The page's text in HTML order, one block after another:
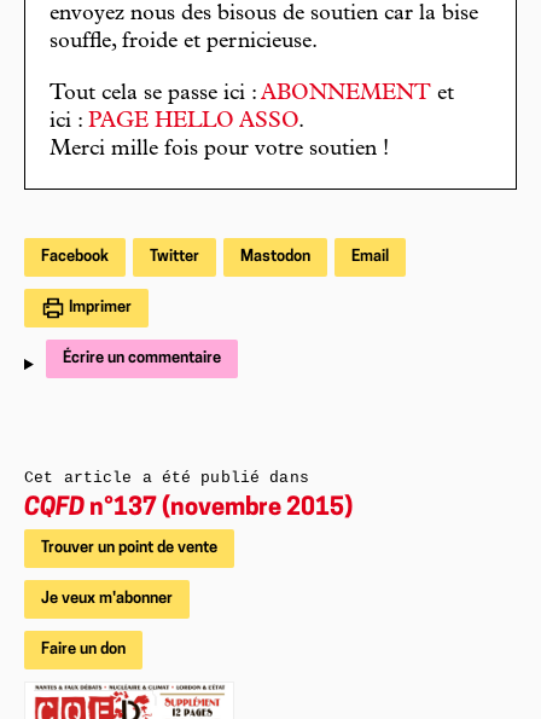
envoyez nous des bisous de soutien car la bise
souffle, froide et pernicieuse.
Tout cela se passe ici : ABONNEMENT et
ici : PAGE HELLO ASSO.
Merci mille fois pour votre soutien !
Facebook Twitter Mastodon Email
Imprimer
Écrire un commentaire
Cet article a été publié dans
CQFD n°137 (novembre 2015)
Trouver un point de vente
Je veux m'abonner
Faire un don